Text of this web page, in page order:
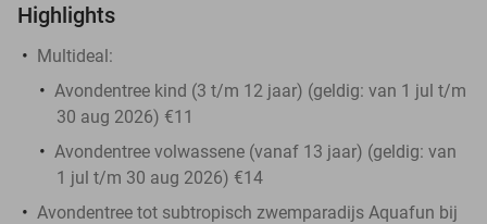
Highlights
Multideal:
Avondentree kind (3 t/m 12 jaar) (geldig: van 1 jul t/m
30 aug 2026) €11
Avondentree volwassene (vanaf 13 jaar) (geldig: van
1 jul t/m 30 aug 2026) €14
Avondentree tot subtropisch zwemparadijs Aquafun bij